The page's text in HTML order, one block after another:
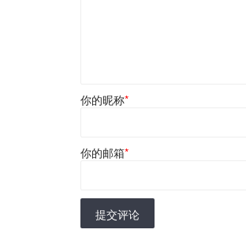
你的昵称*
你的邮箱*
提交评论